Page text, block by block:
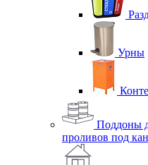
Урны
Поддоны
проливов под